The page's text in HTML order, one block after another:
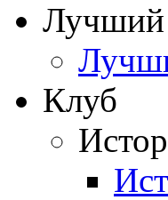
Лучший
Клуб